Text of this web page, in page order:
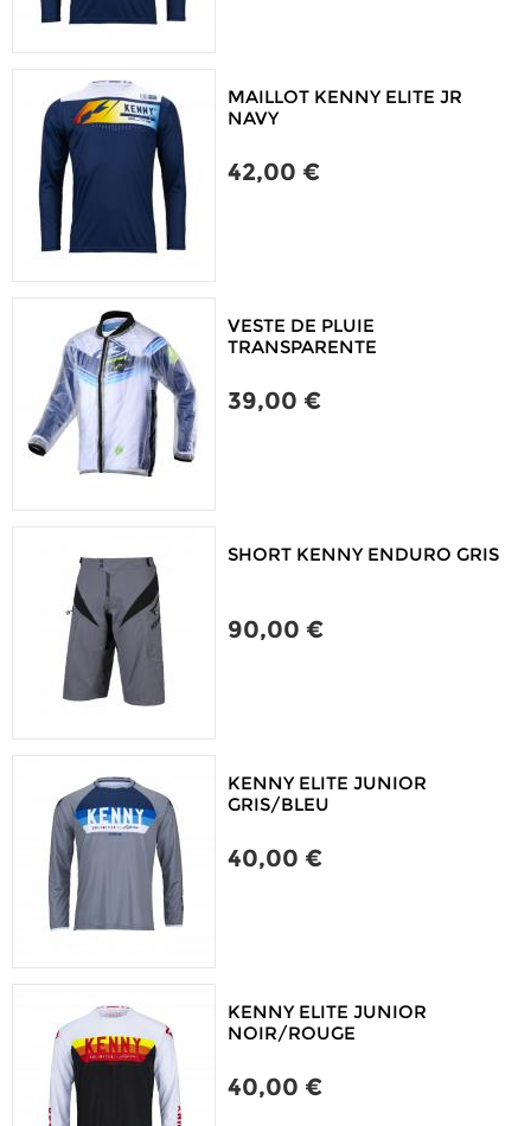
MAILLOT KENNY ELITE JR
NAVY
42,00 €
VESTE DE PLUIE
TRANSPARENTE
39,00 €
SHORT KENNY ENDURO GRIS
90,00 €
KENNY ELITE JUNIOR
GRIS/BLEU
40,00 €
KENNY ELITE JUNIOR
NOIR/ROUGE
40,00 €